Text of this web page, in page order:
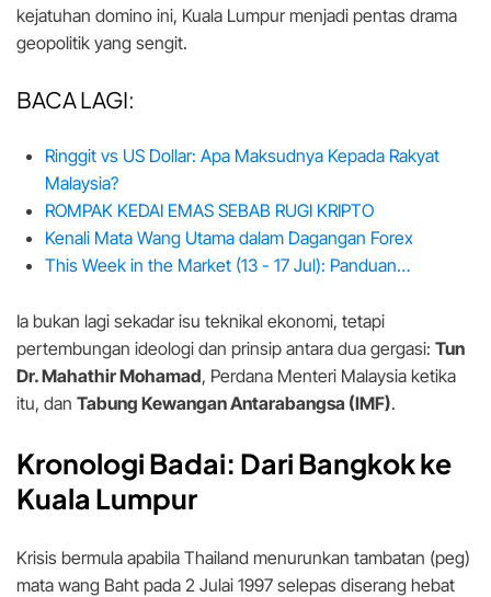
kejatuhan domino ini, Kuala Lumpur menjadi pentas drama
geopolitik yang sengit.
BACA LAGI:
Ringgit vs US Dollar: Apa Maksudnya Kepada Rakyat
Malaysia?
ROMPAK KEDAI EMAS SEBAB RUGI KRIPTO
Kenali Mata Wang Utama dalam Dagangan Forex
This Week in the Market (13 - 17 Jul): Panduan…
Ia bukan lagi sekadar isu teknikal ekonomi, tetapi
pertembungan ideologi dan prinsip antara dua gergasi: Tun
Dr. Mahathir Mohamad, Perdana Menteri Malaysia ketika
itu, dan Tabung Kewangan Antarabangsa (IMF).
Kronologi Badai: Dari Bangkok ke
Kuala Lumpur
Krisis bermula apabila Thailand menurunkan tambatan (peg)
mata wang Baht pada 2 Julai 1997 selepas diserang hebat